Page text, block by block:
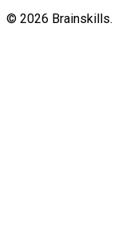
© 2026 Brainskills.